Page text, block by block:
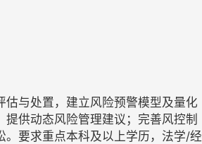
估与处置，建立风险预警模型及量化
提供动态风险管理建议；完善风控制
。要求重点本科及以上学历，法学/经